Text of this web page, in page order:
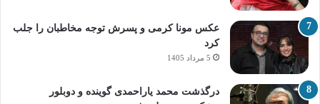
عکس مونا کرمی و پسرش توجه مخاطبان را جلب
کرد
5 مرداد 1405
درگذشت محمد یاراحمدی گوینده و دوبلور